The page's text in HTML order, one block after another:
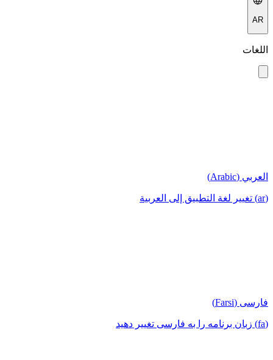
AR
اللغات
العربي (Arabic)
(ar) تغيير لغة التطبيق إلى العربية
فارسی (Farsi)
(fa) زبان برنامه را به فارسی تغییر دهید